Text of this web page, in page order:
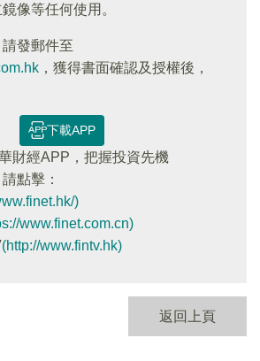
像等任何使用。
發郵件至
，獲得書面確認及授權後，
下載APP
財經APP，把握投資先機
點擊：
)
www.finet.com.cn)
(http://www.fintv.hk)
返回上頁